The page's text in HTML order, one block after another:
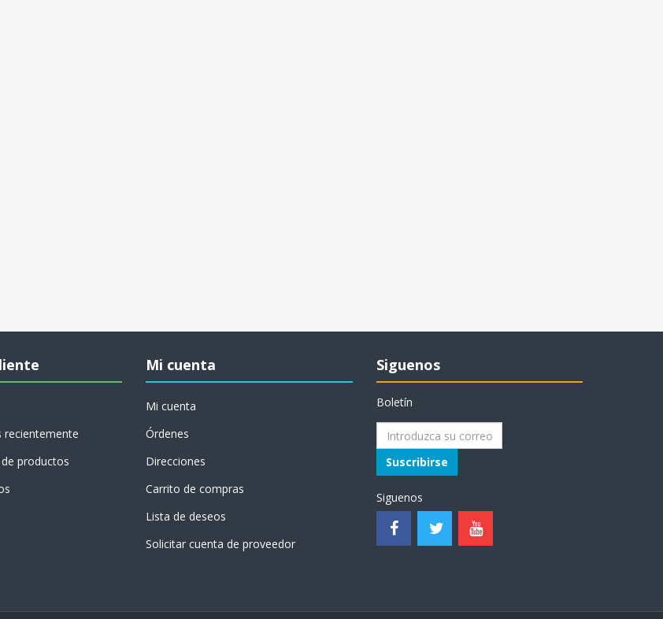
recientemente
productos
Mi cuenta
Mi cuenta
Órdenes
Direcciones
Carrito de compras
Lista de deseos
Solicitar cuenta de proveedor
Siguenos
Boletín
Suscribirse
Siguenos